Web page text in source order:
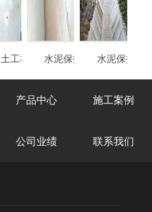
土工布 水泥保护毯 水泥保护毯
产品中心 施工案例
公司业绩 联系我们